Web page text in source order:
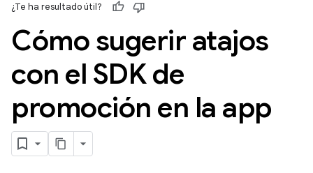
¿Te ha resultado útil?
Cómo sugerir atajos
con el SDK de
promoción en la app